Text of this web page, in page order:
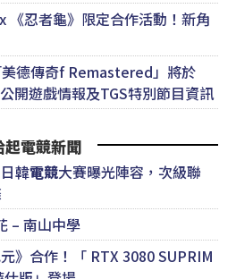
《忍者龜》限定合作活動！新角
德傳奇f Remastered」將於
開遊戲情報及TGS特別節目資訊
起電競新聞
韓電競大賽曝光陣容，次級聯
– 南山中學
》合作！「 RTX 3080 SUPRIM